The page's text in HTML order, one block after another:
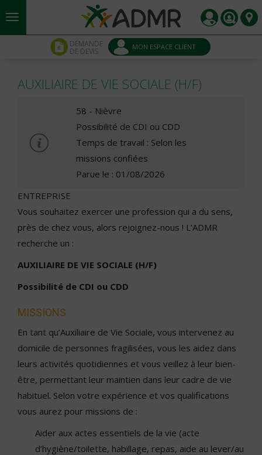
Aller au contenu principal
DEMANDE
DE DEVIS MON ESPACE CLIENT
AUXILIAIRE DE VIE SOCIALE (H/F)
58 - Nièvre
Possibilité de CDI ou CDD
Temps de travail : Selon les
missions confiées
Parue le : 01/08/2026
ENTREPRISE
Vous souhaitez exercer une profession qui a du sens,
près de chez vous, alors rejoignez-nous ! L’ADMR
recherche un :
AUXILIAIRE DE VIE SOCIALE (H/F)
Possibilité de CDI ou CDD
MISSIONS
En tant qu’Auxiliaire de Vie Sociale, vous intervenez au
domicile de personnes fragilisées, vous les aidez dans
leurs activités quotidiennes et vous veillez à leur bien-
être, permettant leur maintien dans leur cadre de vie
habituel. Selon votre expérience et vos qualifications
vous aurez pour missions de :
Aider aux actes essentiels de la vie (acte
d’hygiène/toilette, habillage, repas, aide au lever/au
Panneau de gestion des cookies